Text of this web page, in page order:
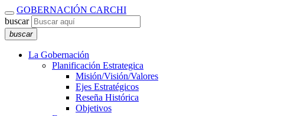
GOBERNACIÓN CARCHI
buscar
buscar
La Gobernación
Planificación Estrategica
Misión/Visión/Valores
Ejes Estratégicos
Reseña Histórica
Objetivos